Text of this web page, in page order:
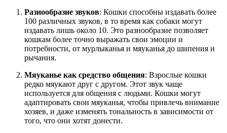
Разнообразие звуков: Кошки способны издавать более
100 различных звуков, в то время как собаки могут
издавать лишь около 10. Это разнообразие позволяет
кошкам более точно выражать свои эмоции и
потребности, от мурлыканья и мяуканья до шипения и
рычания.
Мяуканье как средство общения: Взрослые кошки
редко мяукают друг с другом. Этот звук чаще
используется для общения с людьми. Кошки могут
адаптировать свои мяуканья, чтобы привлечь внимание
хозяев, и даже изменять тональность в зависимости от
того, что они хотят донести.